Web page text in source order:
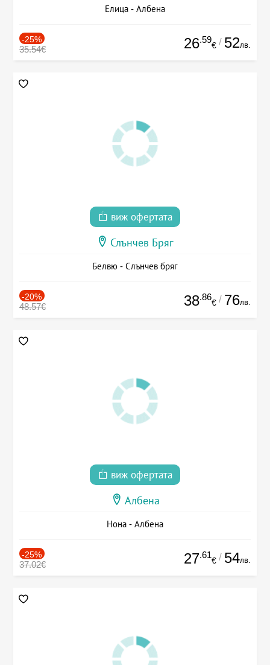
Елица - Албена
-25%
35.54€ 26.59
€ / 52лв.
виж офертата
Слънчев Бряг
Белвю - Слънчев бряг
-20%
48.57€ 38.86
€ / 76лв.
виж офертата
Албена
Нона - Албена
-25%
37.02€ 27.61
€ / 54лв.